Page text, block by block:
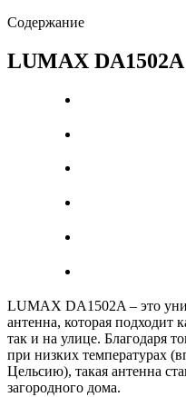
Содержание
LUMAX DA1502A
LUMAX DA1502A – это
антенна, которая подходит
так и на улице. Благодаря
при низких температурах
Цельсию), такая антенна
загородного дома.